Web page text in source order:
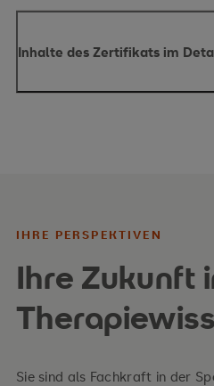
Inhalte des Zertifikats im
IHRE PERSPEKTIVEN
Ihre Zukunft
Sie sind als Fachkraft in der